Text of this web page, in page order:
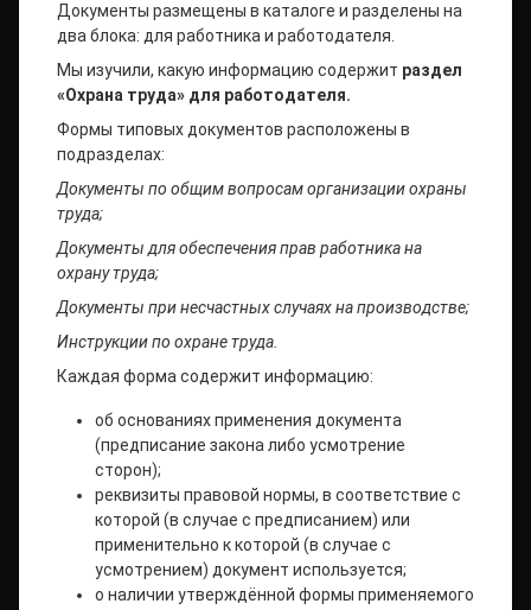
Документы размещены в каталоге и разделены на
два блока: для работника и работодателя.
Мы изучили, какую информацию содержит раздел
«Охрана труда» для работодателя.
Формы типовых документов расположены в
подразделах:
Документы по общим вопросам организации охраны
труда;
Документы для обеспечения прав работника на
охрану труда;
Документы при несчастных случаях на производстве;
Инструкции по охране труда.
Каждая форма содержит информацию:
об основаниях применения документа
(предписание закона либо усмотрение
сторон);
реквизиты правовой нормы, в соответствие с
которой (в случае с предписанием) или
применительно к которой (в случае с
усмотрением) документ используется;
о наличии утверждённой формы применяемого